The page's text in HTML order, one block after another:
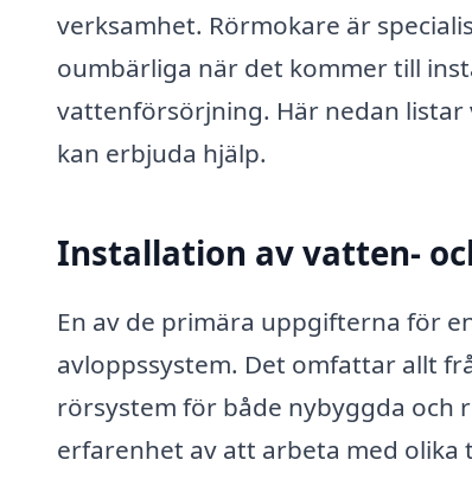
verksamhet. Rörmokare är
oumbärliga när det kommer till
vattenförsörjning. Här nedan
kan erbjuda hjälp.
Installation av vatten-
En av de primära uppgifterna för
avloppssystem. Det omfattar allt
rörsystem för både nybyggda och
erfarenhet av att arbeta med olika